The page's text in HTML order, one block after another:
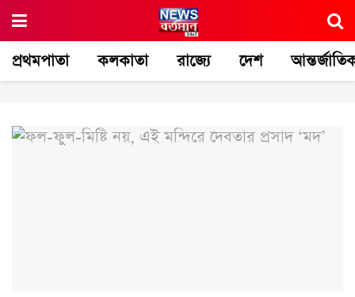
প্রথমপাতা কলকাতা রাজ্যে দেশ